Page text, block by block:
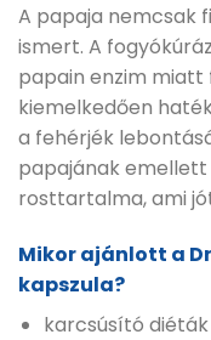
A papaja nemcsak
ismert. A
papain enzim miatt
kiemelkedően
a fehérjék
papajának
rosttartalma, ami
Mikor ajánlott a
kapszula?
karcsúsító